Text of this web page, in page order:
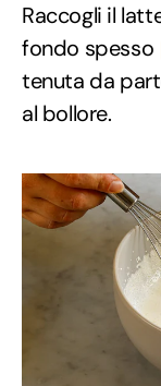
Raccogli il
fondo spesso
tenuta da
al bollore.